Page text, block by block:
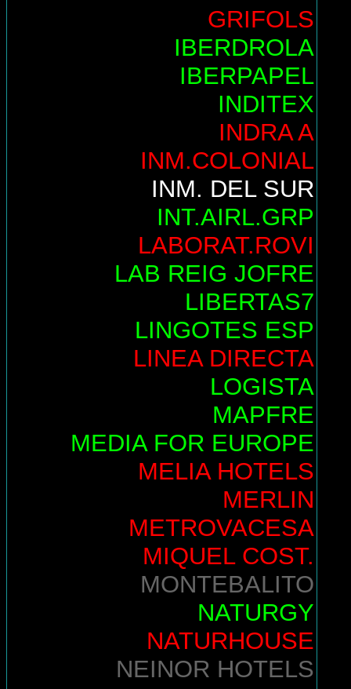
GRIFOLS
IBERDROLA
IBERPAPEL
INDITEX
INDRA A
INM.COLONIAL
INM. DEL SUR
INT.AIRL.GRP
LABORAT.ROVI
LAB REIG JOFRE
LIBERTAS7
LINGOTES ESP
LINEA DIRECTA
LOGISTA
MAPFRE
MEDIA FOR EUROPE
MELIA HOTELS
MERLIN
METROVACESA
MIQUEL COST.
MONTEBALITO
NATURGY
NATURHOUSE
NEINOR HOTELS